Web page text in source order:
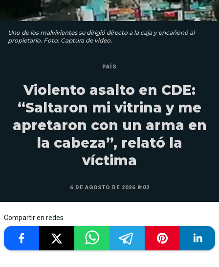
Uno de los malvivientes se dirigió directo a la caja y encañonó al
propietario. Foto: Captura de video.
PAÍS
Violento asalto en CDE:
“Saltaron mi vitrina y me
apretaron con un arma en
la cabeza”, relató la
víctima
6 DE AGOSTO DE 2026 8:02
Compartir en redes